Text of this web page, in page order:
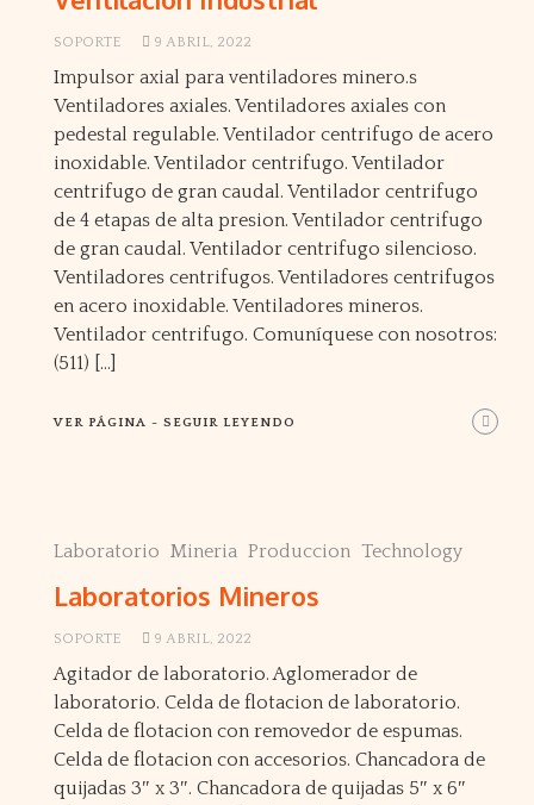
SOPORTE 9 ABRIL, 2022
Impulsor axial para ventiladores minero.s
Ventiladores axiales. Ventiladores axiales con
pedestal regulable. Ventilador centrifugo de acero
inoxidable. Ventilador centrifugo. Ventilador
centrifugo de gran caudal. Ventilador centrifugo
de 4 etapas de alta presion. Ventilador centrifugo
de gran caudal. Ventilador centrifugo silencioso.
Ventiladores centrifugos. Ventiladores centrifugos
en acero inoxidable. Ventiladores mineros.
Ventilador centrifugo. Comuníquese con nosotros:
(511) […]
VER PÁGINA - SEGUIR LEYENDO
Laboratorio Mineria Produccion Technology
Laboratorios Mineros
SOPORTE 9 ABRIL, 2022
Agitador de laboratorio. Aglomerador de
laboratorio. Celda de flotacion de laboratorio.
Celda de flotacion con removedor de espumas.
Celda de flotacion con accesorios. Chancadora de
quijadas 3″ x 3″. Chancadora de quijadas 5″ x 6″